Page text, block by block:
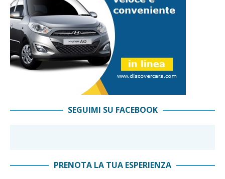
SEGUIMI SU FACEBOOK
PRENOTA LA TUA ESPERIENZA